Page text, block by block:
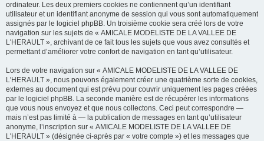
ordinateur. Les deux premiers cookies ne contiennent qu’un identifiant
utilisateur et un identifiant anonyme de session qui vous sont automatiquement
assignés par le logiciel phpBB. Un troisième cookie sera créé lors de votre
navigation sur les sujets de « AMICALE MODELISTE DE LA VALLEE DE
L'HERAULT », archivant de ce fait tous les sujets que vous avez consultés et
permettant d’améliorer votre confort de navigation en tant qu’utilisateur.
Lors de votre navigation sur « AMICALE MODELISTE DE LA VALLEE DE
L'HERAULT », nous pouvons également créer une quatrième sorte de cookies,
externes au document qui est prévu pour couvrir uniquement les pages créées
par le logiciel phpBB. La seconde manière est de récupérer les informations
que vous nous envoyez et que nous collectons. Ceci peut correspondre —
mais n’est pas limité à — la publication de messages en tant qu’utilisateur
anonyme, l’inscription sur « AMICALE MODELISTE DE LA VALLEE DE
L'HERAULT » (désignée ci-après par « votre compte ») et les messages que